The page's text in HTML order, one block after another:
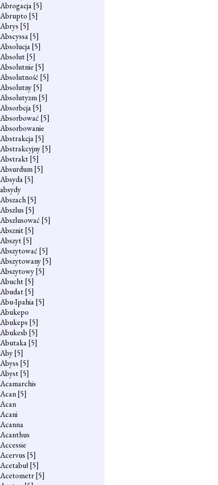
Abrogacja[5]
Abrupto [5]
Abrys [5]
Abscyssa[5]
Absolucja[5]
Absolut[5]
Absolutnie [5]
Absolutność [5]
Absolutny[5]
Absolutyzm[5]
Absorbcja[5]
Absorbować [5]
Absorbowanie
Abstrakcja[5]
Abstrakcyjny[5]
Abstrakt[5]
Absurdum[5]
Absyda[5]
absydy
Abszach[5]
Abszlus [5]
Abszlusować [5]
Absznit[5]
Abszyt[5]
Abszytować [5]
Abszytowany[5]
Abszytowy[5]
Abucht[5]
Abudat[5]
Abu-Ipahia[5]
Abukepo
Abukeps [5]
Abukesb [5]
Abutaka[5]
Aby[5]
Abyss [5]
Abyst[5]
Acamarchis
Acan[5]
Acan
Acani
Acanna
Acanthus
Accessie
Acervus [5]
Acetabuł[5]
Acetometr[5]